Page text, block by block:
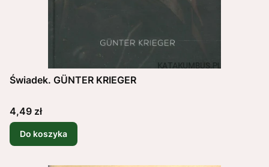
Świadek. GÜNTER KRIEGER
Cena
4,49 zł
Do koszyka